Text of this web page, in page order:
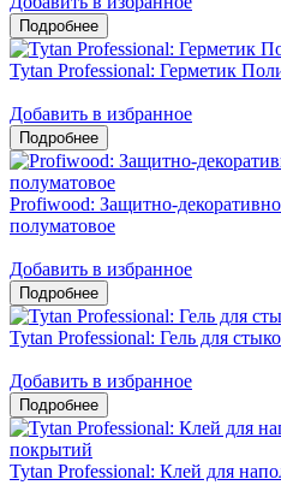
Tytan Professional: Герметик
Добавить в избранное
Profiwood: Защитно-
полуматовое
Добавить в избранное
Tytan Professional: Гель для
Добавить в избранное
Tytan Professional: Клей для